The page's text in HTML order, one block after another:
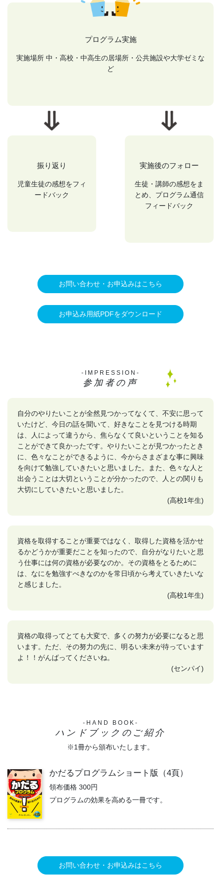
プログラム実施
実施場所 中・高校・中高生の居場所・公共施設や大学ゼミな
ど
振り返り
児童生徒の感想をフィ
ードバック
実施後のフォロー
生徒・講師の感想をま
とめ、プログラム通信
フィードバック
お問い合わせ・お申込みはこちら
お申込み用紙PDFをダウンロード
-IMPRESSION-
参加者の声
自分のやりたいことが全然見つかってなくて、不安に思って
いたけど、今日の話を聞いて、好きなことを見つける時期
は、人によって違うから、焦らなくて良いということを知る
ことができて良かったです。やりたいことが見つかったとき
に、色々なことができるように、今からさまざまな事に興味
を向けて勉強していきたいと思いました。また、色々な人と
出会うことは大切ということが分かったので、人との関りも
大切にしていきたいと思いました。
(高校1年生)
資格を取得することが重要ではなく、取得した資格を活かせ
るかどうかが重要だことを知ったので、自分がなりたいと思
う仕事には何の資格が必要なのか。その資格をとるために
は、なにを勉強すべきなのかを常日頃から考えていきたいな
と感じました。
(高校1年生)
資格の取得ってとても大変で、多くの努力が必要になると思
います。ただ、その努力の先に、明るい未来が待っています
よ！！がんばってくださいね。
(センパイ)
-HAND BOOK-
ハンドブックのご紹介
※1冊から頒布いたします。
かだるプログラムショート版（4頁）
領布価格 300円
プログラムの効果を高める一冊です。
お問い合わせ・お申込みはこちら